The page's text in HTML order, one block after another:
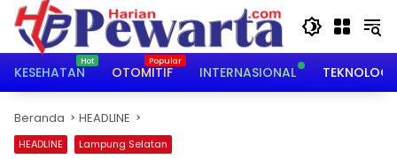
Langsung
konten
KESEHATAN
OTOMITIF INTERNASIONAL TEKNOLOGI
Beranda HEADLINE
HEADLINE Lampung Selatan